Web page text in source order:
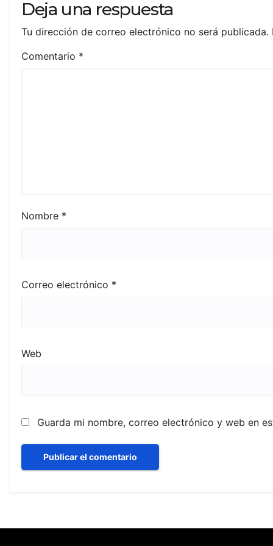
Deja una respuesta
Tu dirección de correo electrónico no será publicada.
Comentario *
Nombre *
Correo electrónico *
Web
Guarda mi nombre, correo electrónico y web en